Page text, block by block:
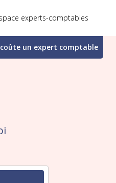
experts-comptables
un expert comptable